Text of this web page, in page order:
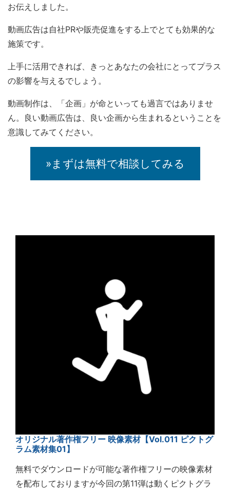
お伝えしました。
動画広告は自社PRや販売促進をする上でとても効果的な
施策です。
上手に活用できれば、きっとあなたの会社にとってプラス
の影響を与えるでしょう。
動画制作は、「企画」が命といっても過言ではありませ
ん。良い動画広告は、良い企画から生まれるということを
意識してみてください。
»まずは無料で相談してみる
オリジナル著作権フリー 映像素材【Vol.011 ピクトグ
ラム素材集01】
無料でダウンロードが可能な著作権フリーの映像素材
を配布しておりますが今回の第11弾は動くピクトグラ